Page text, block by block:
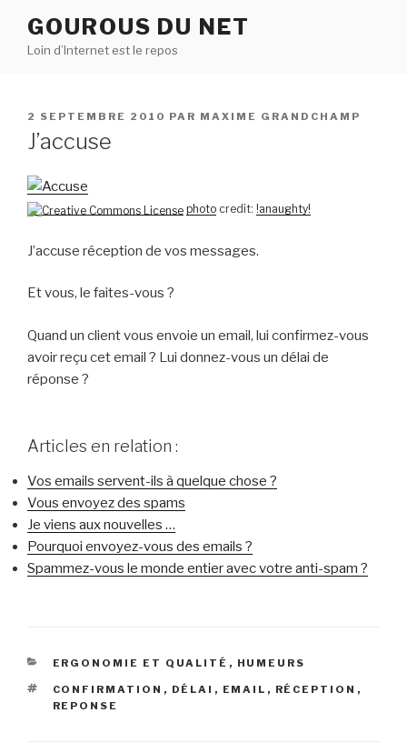
contenu
GOUROUS DU NET
Loin d’Internet est le repos
PUBLIÉ
LE
2 SEPTEMBRE 2010 PAR MAXIME GRANDCHAMP
J’accuse
photo credit: !anaughty!
J’accuse réception de vos messages.
Et vous, le faites-vous ?
Quand un client vous envoie un email, lui confirmez-vous
avoir reçu cet email ? Lui donnez-vous un délai de
réponse ?
Articles en relation :
Vos emails servent-ils à quelque chose ?
Vous envoyez des spams
Je viens aux nouvelles …
Pourquoi envoyez-vous des emails ?
Spammez-vous le monde entier avec votre anti-spam ?
CATÉGORIES
ERGONOMIE ET QUALITÉ , HUMEURS
ÉTIQUETTES
CONFIRMATION , DÉLAI , EMAIL , RÉCEPTION ,
REPONSE